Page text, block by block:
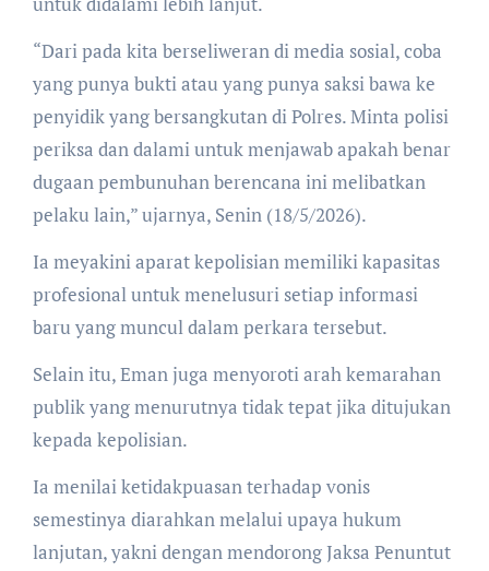
“Dari pada kita berseliweran di media sosial, coba
yang punya bukti atau yang punya saksi bawa ke
penyidik yang bersangkutan di Polres. Minta polisi
periksa dan dalami untuk menjawab apakah benar
dugaan pembunuhan berencana ini melibatkan
pelaku lain,” ujarnya, Senin (18/5/2026).
Ia meyakini aparat kepolisian memiliki kapasitas
profesional untuk menelusuri setiap informasi
baru yang muncul dalam perkara tersebut.
Selain itu, Eman juga menyoroti arah kemarahan
publik yang menurutnya tidak tepat jika ditujukan
kepada kepolisian.
Ia menilai ketidakpuasan terhadap vonis
semestinya diarahkan melalui upaya hukum
lanjutan, yakni dengan mendorong Jaksa Penuntut